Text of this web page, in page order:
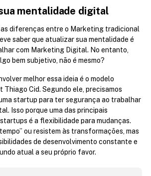
mentalidade digital
as diferenças entre o Marketing tradicional
saber que atualizar sua mentalidade é
com Marketing Digital. No entanto,
bem subjetivo, não é mesmo?
melhor essa ideia é o modelo
Thiago Cid. Segundo ele, precisamos
startup para ter segurança ao trabalhar
Isso porque uma das principais
é a flexibilidade para mudanças.
ou resistem às transformações, mas
de desenvolvimento constante e
atual a seu próprio favor.